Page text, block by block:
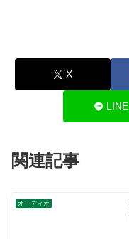
X
LINE
関連記事
オーディオ